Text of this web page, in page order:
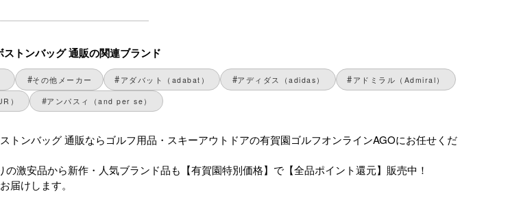
トンバッグ 通販の関連ブランド
その他メーカー アダバット（adabat） アディダス（adidas） アドミラル（Admiral）
） アンパスィ（and per se）
トンバッグ 通販ならゴルフ用品・スキーアウトドアの有賀園ゴルフオンラインAGOにお任せくだ
激安品から新作・人気ブランド品も【有賀園特別価格】で【全品ポイント還元】販売中！
届けします。